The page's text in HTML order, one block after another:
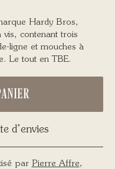
Hardy Bros,
vis, contenant trois
ligne et mouches à
Le tout en TBE.
d’envies
par Pierre Affre,